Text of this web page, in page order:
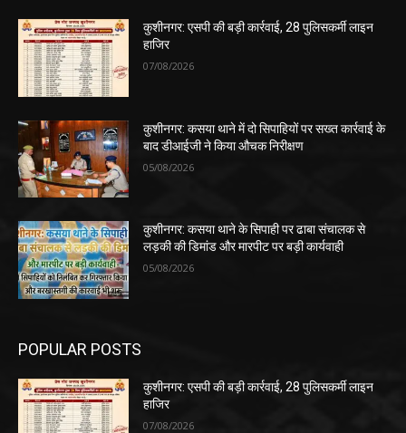
कुशीनगर: एसपी की बड़ी कार्रवाई, 28 पुलिसकर्मी लाइन
हाजिर
07/08/2026
कुशीनगर: कसया थाने में दो सिपाहियों पर सख्त कार्रवाई के
बाद डीआईजी ने किया औचक निरीक्षण
05/08/2026
कुशीनगर: कसया थाने के सिपाही पर ढाबा संचालक से
लड़की की डिमांड और मारपीट पर बड़ी कार्यवाही
05/08/2026
POPULAR POSTS
कुशीनगर: एसपी की बड़ी कार्रवाई, 28 पुलिसकर्मी लाइन
हाजिर
07/08/2026